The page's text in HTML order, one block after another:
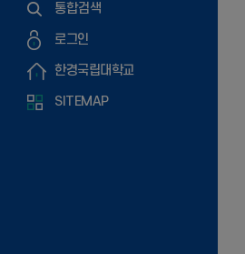
통합검색
로그인
한경국립대학교
SITEMAP